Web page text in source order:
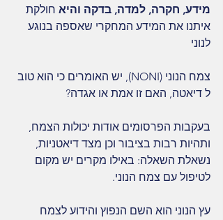
מידע, חקרה, למדה, בדקה והיא חולקת
איתנו את המידע המחקרי שאספה בנוגע
לנוני
צמח הנוני (NONI), יש האומרים כי הוא טוב
ל דיאטה, האם זו אמת או אגדה?
בעקבות הפרסומים אודות יכולות הצמח,
ותהיות רבות בציבור וכן מצד דיאטניות,
נשאלת השאלה: באילו מקרים יש מקום
לטיפול עם צמח הנוני.
עץ הנוני הוא השם הנפוץ והידוע לצמח